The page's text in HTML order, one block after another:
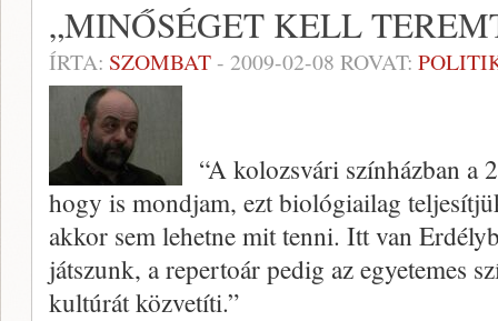
„MINŐSÉGET KELL
ÍRTA: SZOMBAT- 2009-02-08 ROVAT:
“A kolozsvári színházban a
hogy is mondjam, ezt biológiailag
akkor sem lehetne mit tenni. Itt van
játszunk, a repertoár pedig az egyetemes
kultúrát közvetíti.”